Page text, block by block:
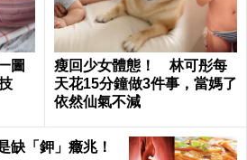
圖
瘦回少女體態！ 林可彤每
天花15分鐘做3件事，當媽了
依然仙氣不減
缺「鉀」癥兆！